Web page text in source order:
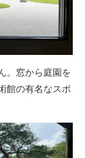
。窓から庭園を
館の有名なスポ